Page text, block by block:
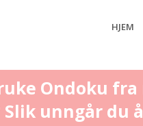
HJEM
Ondoku
unngår du